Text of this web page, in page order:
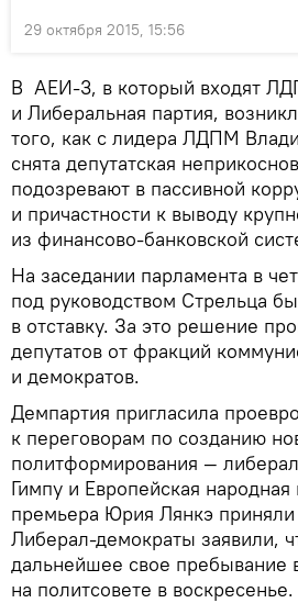
29 октября 2015, 15:56
В АЕИ-3, в который входят
и Либеральная партия,
того, как с лидера ЛДПМ
снята депутатская
подозревают в пассивной
и причастности к выводу
из финансово-банковской
На заседании парламента в
под руководством Стрельца
в отставку. За это решение
депутатов от фракций
и демократов.
Демпартия пригласила
к переговорам по созданию
политформирования —
Гимпу и Европейская народная
премьера Юрия Лянкэ
Либерал-демократы заявили,
дальнейшее свое пребывание
на политсовете в воскресенье.